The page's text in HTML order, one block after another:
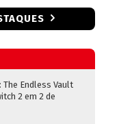
Endless Vault
2 em 2 de